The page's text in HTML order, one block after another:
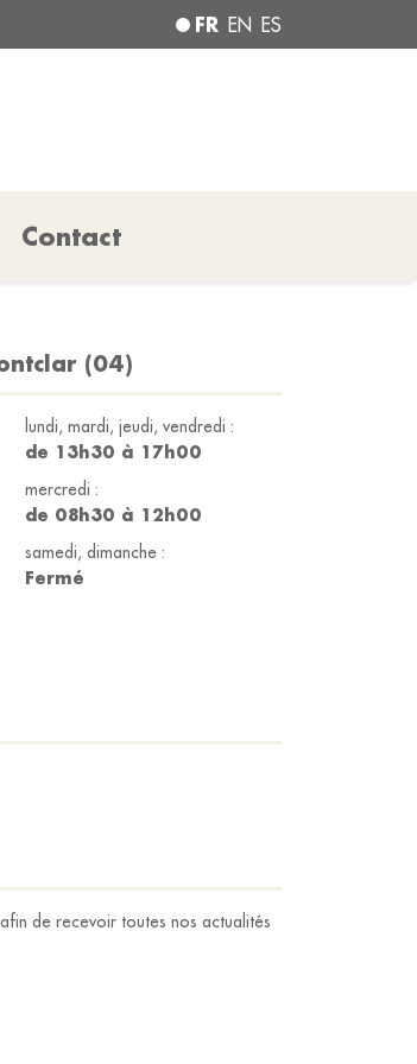
FR EN ES
Contact
(04)
lundi, mardi, jeudi, vendredi :
de 13h30 à 17h00
mercredi :
de 08h30 à 12h00
samedi, dimanche :
Fermé
de recevoir toutes nos actualités